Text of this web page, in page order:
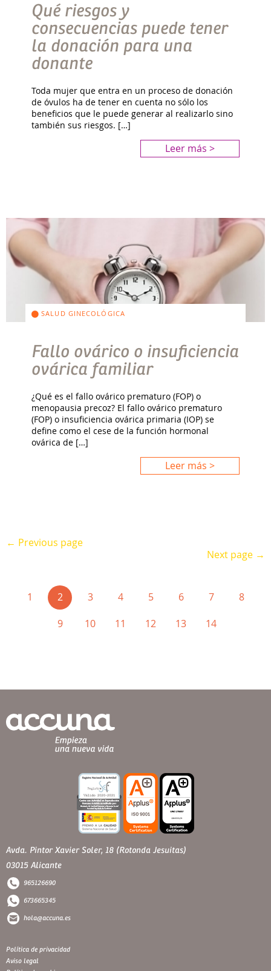
Qué riesgos y
consecuencias puede tener
la donación para una
donante
Toda mujer que entra en un proceso de donación
de óvulos ha de tener en cuenta no sólo los
beneficios que le puede generar al realizarlo sino
también sus riesgos. […]
Leer más >
SALUD GINECOLÓGICA
Fallo ovárico o insuficiencia
ovárica familiar
¿Qué es el fallo ovárico prematuro (FOP) o
menopausia precoz? El fallo ovárico prematuro
(FOP) o insuficiencia ovárica primaria (IOP) se
define como el cese de la función hormonal
ovárica de […]
Leer más >
← Previous page
Next page →
1 2(current)
3 4 5 6 7
8
9
10 11 12 13 14
Avda. Pintor Xavier Soler, 18 (Rotonda Jesuitas)
03015 Alicante
965126690
673665345
hola@accuna.es
Política de privacidad
Aviso legal